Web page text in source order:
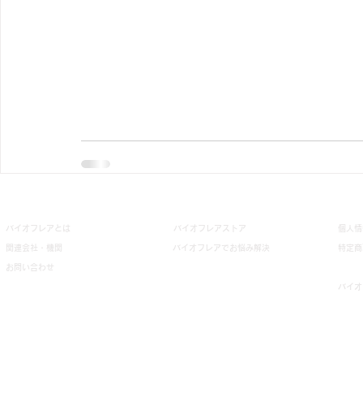
バイオフレアとは
関連会社・機関
バイオフレアストア
バイオフレアでお悩み解決
個人
特定
お問い合わせ
バイ